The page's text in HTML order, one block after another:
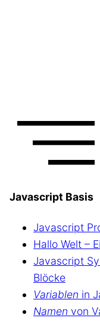
Javascript Basis
Javascript
Hallo Welt –
Javascript
Blöcke
Variablen in
Namen von